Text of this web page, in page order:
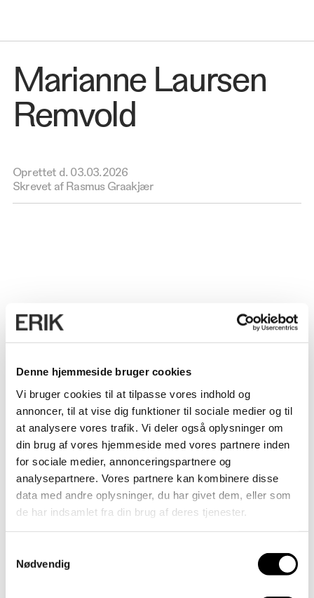
Denne hjemmeside bruger cookies
Vi bruger cookies til at tilpasse vores indhold og
annoncer, til at vise dig funktioner til sociale medier og til
at analysere vores trafik. Vi deler også oplysninger om
din brug af vores hjemmeside med vores partnere inden
for sociale medier, annonceringspartnere og
analysepartnere. Vores partnere kan kombinere disse
data med andre oplysninger, du har givet dem, eller som
de har indsamlet fra din brug af deres tjenester.
Nødvendig
Marianne Laursen
Remvold
Oprettet d. 03.03.2026
Skrevet af Rasmus Graakjær